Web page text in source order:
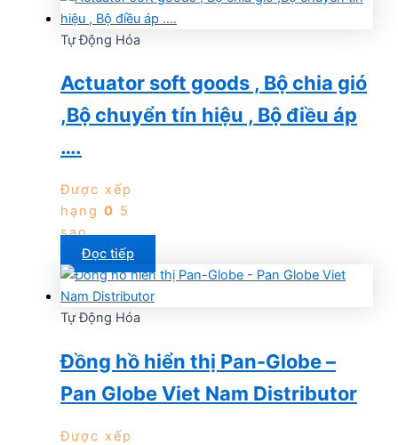
Tự Động Hóa
Actuator soft goods , Bộ chia gió
,Bộ chuyển tín hiệu , Bộ điều áp
….
Được xếp
hạng 0 5
sao
Đọc tiếp
Tự Động Hóa
Đồng hồ hiển thị Pan-Globe –
Pan Globe Viet Nam Distributor
Được xếp